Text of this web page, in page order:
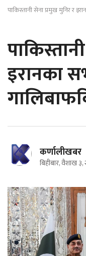
पाकिस्तानी सेना प्रमुख मुनिर र
इरानका
कर्णालीखबर
बिहीबार, वैशाख